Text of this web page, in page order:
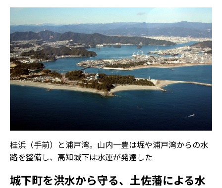
桂浜（手前）と浦戸湾。山内一豊は堀や浦戸湾からの水
路を整備し、高知城下は水運が発達した
城下町を洪水から守る、土佐藩による水